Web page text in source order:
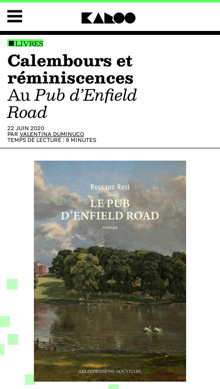
LIVRES
Calembours et
réminiscences
auPub d’Enfield
Road
22 JUIN 2020
PAR VALENTINA DUMINUCO
TEMPS DE LECTURE : 9 MINUTES